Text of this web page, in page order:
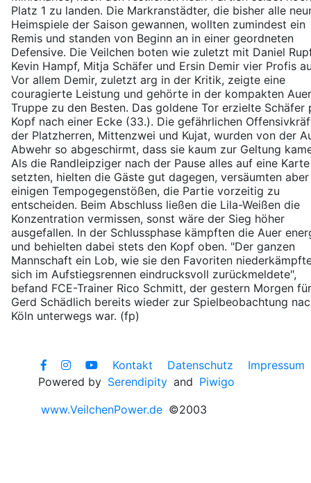
Platz 1 zu landen. Die Markranstädter, die bisher alle
Heimspiele der Saison gewannen, wollten zumindest ein
Remis und standen von Beginn an in einer geordneten
Defensive. Die Veilchen boten wie zuletzt mit Daniel
Kevin Hampf, Mitja Schäfer und Ersin Demir vier Profis
Vor allem Demir, zuletzt arg in der Kritik, zeigte eine
couragierte Leistung und gehörte in der kompakten Auer
Truppe zu den Besten. Das goldene Tor erzielte Schäfer
Kopf nach einer Ecke (33.). Die gefährlichen
der Platzherren, Mittenzwei und Kujat, wurden von der
Abwehr so abgeschirmt, dass sie kaum zur Geltung
Als die Randleipziger nach der Pause alles auf eine Karte
setzten, hielten die Gäste gut dagegen, versäumten
einigen Tempogegenstößen, die Partie vorzeitig zu
entscheiden. Beim Abschluss ließen die Lila-Weißen die
Konzentration vermissen, sonst wäre der Sieg höher
ausgefallen. In der Schlussphase kämpften die Auer
und behielten dabei stets den Kopf oben. "Der ganzen
Mannschaft ein Lob, wie sie den Favoriten
sich im Aufstiegsrennen eindrucksvoll zurückmeldete",
befand FCE-Trainer Rico Schmitt, der gestern Morgen für
Gerd Schädlich bereits wieder zur Spielbeobachtung
Köln unterwegs war. (fp)
Kontakt Datenschutz
Impressum
Powered by Serendipity and Piwigo
www.VeilchenPower.de ©2003